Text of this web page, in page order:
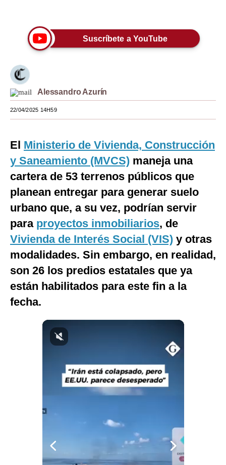
EEUU
México
España
Club del Suscriptor
Mix
G de Gestión
Notas Contratadas
Podcast
Gestión TV
Videos
Fotogalerías
Suscríbete a YouTube
Alessandro Azurín
22/04/2025 14H59
El Ministerio de Vivienda, Construcción
y Saneamiento (MVCS) maneja una
cartera de 53 terrenos públicos que
planean entregar para generar suelo
urbano que, a su vez, podrían servir
para proyectos inmobiliarios, de
Vivienda de Interés Social (VIS) y otras
modalidades. Sin embargo, en realidad,
son 26 los predios estatales que ya
están habilitados para este fin a la
fecha.